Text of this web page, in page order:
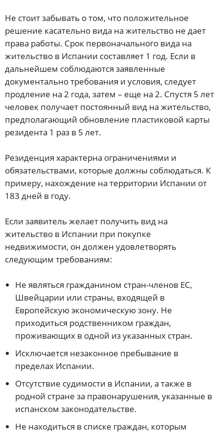
Не стоит забывать о том, что положительное
решение касательно вида на жительство не дает
права работы. Срок первоначального вида на
жительство в Испании составляет 1 год. Если в
дальнейшем соблюдаются заявленные
документально требования и условия, следует
продление на 2 года, затем – еще на 2. Спустя 5 лет
человек получает постоянный вид на жительство,
предполагающий обновление пластиковой карты
резидента 1 раз в 5 лет.
Резиденция характерна ограничениями и
обязательствами, которые должны соблюдаться. К
примеру, нахождение на территории Испании от
183 дней в году.
Если заявитель желает получить вид на
жительство в Испании при покупке
недвижимости, он должен удовлетворять
следующим требованиям:
Не являться гражданином стран-членов ЕС,
Швейцарии или страны, входящей в
Европейскую экономическую зону. Не
приходиться родственником граждан,
проживающих в одной из указанных стран.
Исключается незаконное пребывание в
пределах Испании.
Отсутствие судимости в Испании, а также в
родной стране за правонарушения, указанные в
испанском законодательстве.
Не находиться в списке граждан, которым